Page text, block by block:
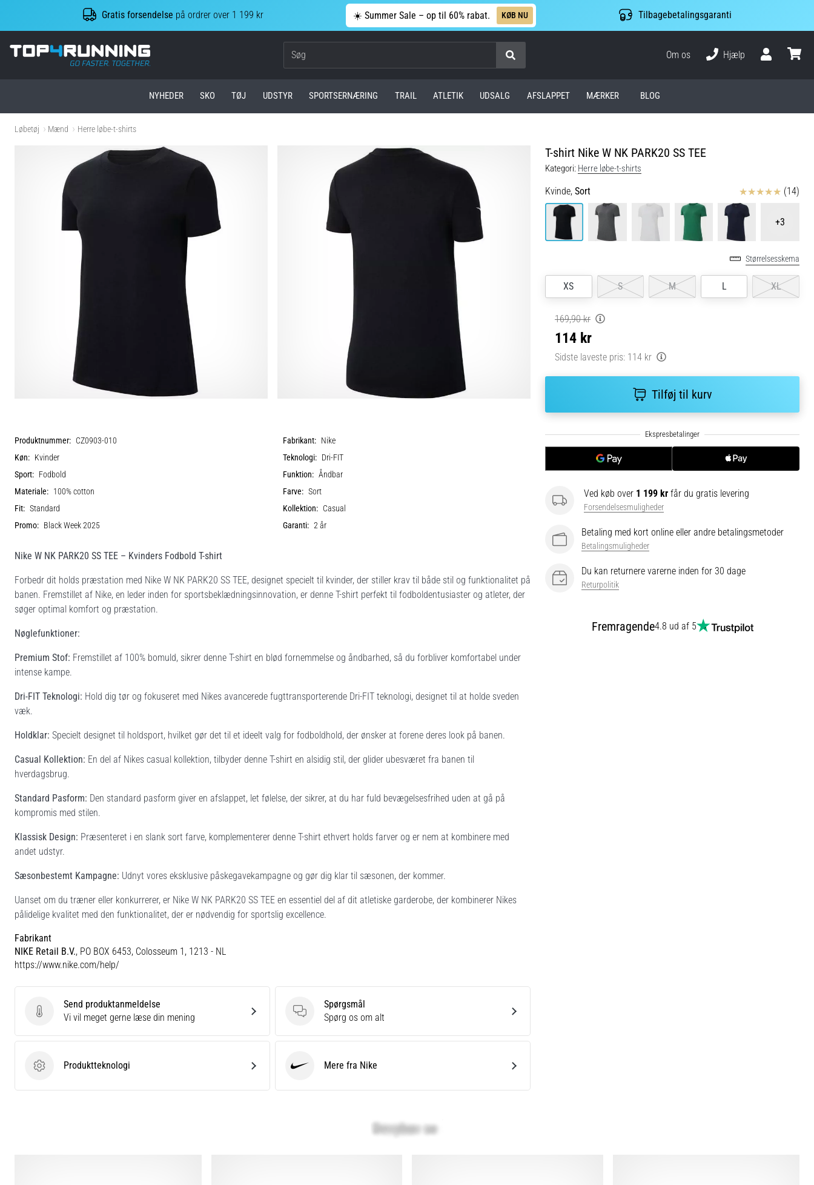
Gratis forsendelse på ordrer over 1 199 kr ☀️ Summer Sale – op til 60% rabat. KØB NU Tilbagebetalingsgaranti
Top4Running.dk
Om os
Hjælp
NYHEDER SKO TØJ UDSTYR SPORTSERNÆRING TRAIL ATLETIK UDSALG AFSLAPPET MÆRKER BLOG
Løbetøj Mænd Herre løbe-t-shirts
T-shirt Nike W NK PARK20 SS TEE
Kategori: Herre løbe-t-shirts
Kvinde, Sort Anmeldelser (14)
+3
Størrelsesskema
XS S M L XL
169,90 kr
114 kr
Sidste laveste pris: 114 kr
Tilføj til kurv
Ved køb over 1 199 kr får du gratis levering
Forsendelsesmuligheder
Betaling med kort online eller andre betalingsmetoder
Betalingsmuligheder
Du kan returnere varerne inden for 30 dage
Returpolitik
Fremragende4.8 ud af 5
Produktnummer: CZ0903-010 Fabrikant: Nike
Køn: Kvinder Teknologi: Dri-FIT
Sport: Fodbold Funktion: Åndbar
Materiale: 100% cotton Farve: Sort
Fit: Standard Kollektion: Casual
Promo: Black Week 2025 Garanti: 2 år
Nike W NK PARK20 SS TEE – Kvinders Fodbold T-shirt
Forbedr dit holds præstation med Nike W NK PARK20 SS TEE, designet specielt til kvinder, der stiller krav til både stil og funktionalitet på
banen. Fremstillet af Nike, en leder inden for sportsbeklædningsinnovation, er denne T-shirt perfekt til fodboldentusiaster og atleter, der
søger optimal komfort og præstation.
Nøglefunktioner:
Premium Stof: Fremstillet af 100% bomuld, sikrer denne T-shirt en blød fornemmelse og åndbarhed, så du forbliver komfortabel under
intense kampe.
Dri-FIT Teknologi: Hold dig tør og fokuseret med Nikes avancerede fugttransporterende Dri-FIT teknologi, designet til at holde sveden
væk.
Holdklar: Specielt designet til holdsport, hvilket gør det til et ideelt valg for fodboldhold, der ønsker at forene deres look på banen.
Casual Kollektion: En del af Nikes casual kollektion, tilbyder denne T-shirt en alsidig stil, der glider ubesværet fra banen til
hverdagsbrug.
Standard Pasform: Den standard pasform giver en afslappet, let følelse, der sikrer, at du har fuld bevægelsesfrihed uden at gå på
kompromis med stilen.
Klassisk Design: Præsenteret i en slank sort farve, komplementerer denne T-shirt ethvert holds farver og er nem at kombinere med
andet udstyr.
Sæsonbestemt Kampagne: Udnyt vores eksklusive påskegavekampagne og gør dig klar til sæsonen, der kommer.
Uanset om du træner eller konkurrerer, er Nike W NK PARK20 SS TEE en essentiel del af dit atletiske garderobe, der kombinerer Nikes
pålidelige kvalitet med den funktionalitet, der er nødvendig for sportslig excellence.
Fabrikant
NIKE Retail B.V., PO BOX 6453, Colosseum 1, 1213 - NL
https://www.nike.com/help/
Send produktanmeldelse
Send produktanmeldelse
Vi vil meget gerne læse din mening
Spørgsmål
Spørgsmål
Spørg os om alt
Produktteknologi
Produktteknologi Mere fra Nike